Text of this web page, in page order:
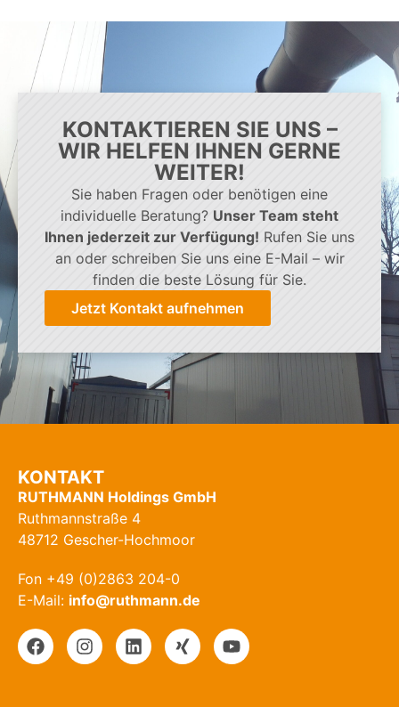
KONTAKTIEREN SIE UNS –
WIR HELFEN IHNEN GERNE
WEITER!
Sie haben Fragen oder benötigen eine
individuelle Beratung? Unser Team steht
Ihnen jederzeit zur Verfügung! Rufen Sie uns
an oder schreiben Sie uns eine E-Mail – wir
finden die beste Lösung für Sie.
Jetzt Kontakt aufnehmen
KONTAKT
RUTHMANN Holdings GmbH
Ruthmannstraße 4
48712 Gescher-Hochmoor
Fon +49 (0)2863 204-0
E-Mail: info@ruthmann.de